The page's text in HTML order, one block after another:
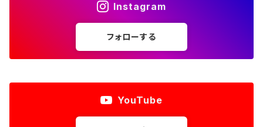
Instagram
フォローする
YouTube